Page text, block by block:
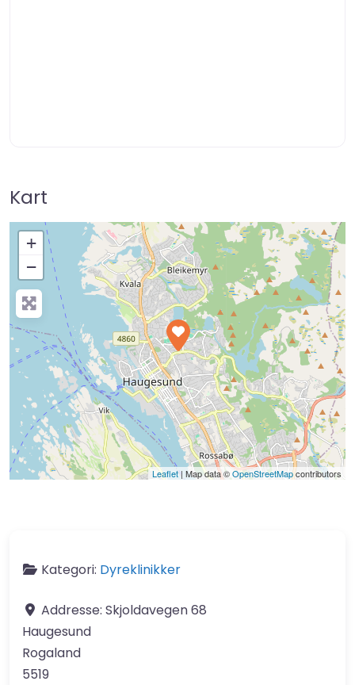
Kart
+
−
Press Enter key to search
Leaflet| Map data ©OpenStreetMapcontributors
Kategori: Dyreklinikker
Addresse: Skjoldavegen 68
Haugesund
Rogaland
5519